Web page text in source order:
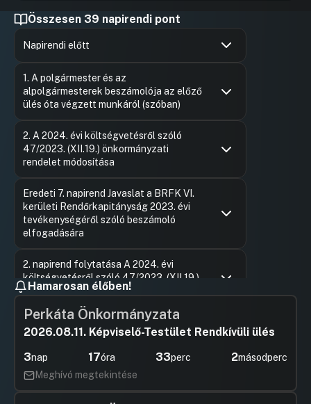
Összesen 39 napirendi pont
Napirendi előtt
1. A polgármester és az
alpolgármesterek beszámolója az előző
ülés óta végzett munkáról (szóban)
2. A 2024. évi költségvetésről szóló
47/2023. (XII.19.) önkormányzati
rendelet módosítása
Eredeti 7. napirend Javaslat a BRFK VI.
kerületi Rendőrkapitányság 2023. évi
tevékenységéről szóló beszámoló
elfogadására
2. napirend folytatása A 2024. évi
költségvetésről szóló 47/2023. (XII.19.)
önkormányzati rendelet módosítása
HozzászólásokUgrás a napirendi pontra
3. Javaslat a Terézvárosi Önkormányzat
tulajdonában álló közterületek
(II.27.) önkormányzati rendelet
módosítására
Hamarosan élőben!
Perkáta Önkormányzata
2026.08.11. Képviselő-Testület Rendkívüli ülés
3nap 17óra 33perc 1másodperc
Meghívó megtekintése